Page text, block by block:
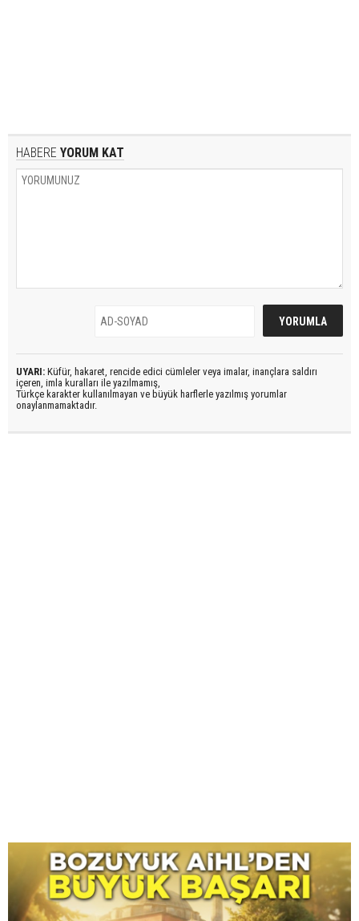
HABERE YORUM KAT
UYARI: Küfür, hakaret, rencide edici cümleler veya imalar, inançlara saldırı
içeren, imla kuralları ile yazılmamış,
Türkçe karakter kullanılmayan ve büyük harflerle yazılmış yorumlar
onaylanmamaktadır.